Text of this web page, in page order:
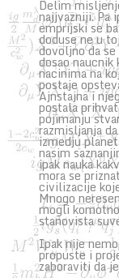
Delim
najjvazniji. Pa
emprijski se
doduse ne u
dovoljno da
dosao
nacinima na
postaje
Ajnstajna i
postala
pojimanju
razmisljanja
izmedju
nasim
ipak nauka
mora se
civilizacije
Mnogo
mogli
stanovista
Ipak nije
propuste i
zaboraviti da